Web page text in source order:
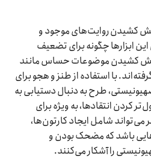
کشیدن روایت‌های موجود و
ابزارها چگونه برای تضعیف
کشیدن موضوعات حساس مانند
با استفاده از طنز و هجو برای
طرح به دنبال دستیابی به
کردن انتقادها، به ویژه برای
شامل ایجاد کارتون‌ها،
باشد که مضحک بودن و
را آشکار می‌کنند.